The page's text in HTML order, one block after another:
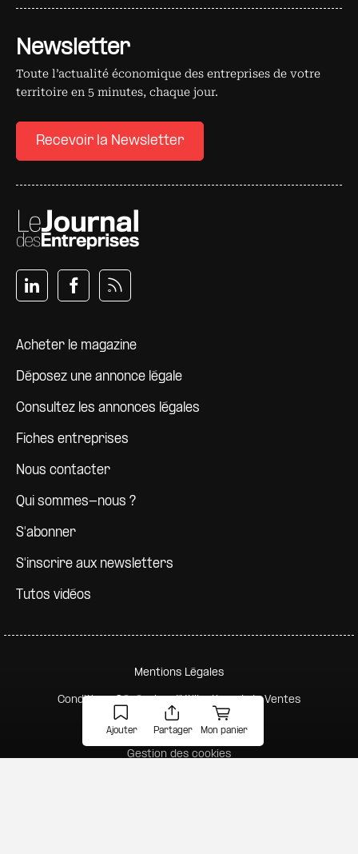
Ajouter Partager Mon panier
Newsletter
Toute l’actualité économique des entreprises de votre
territoire en 5 minutes, chaque jour.
Recevoir la Newsletter
Pied de page
Acheter le magazine
Déposez une annonce légale
Consultez les annonces légales
Fiches entreprises
Nous contacter
Qui sommes-nous ?
S'abonner
S'inscrire aux newsletters
Tutos vidéos
Pied de page secondaire
Mentions Légales
Conditions Générales d'Utilisation et de Ventes
Politique de confidentialité
Gestion des cookies